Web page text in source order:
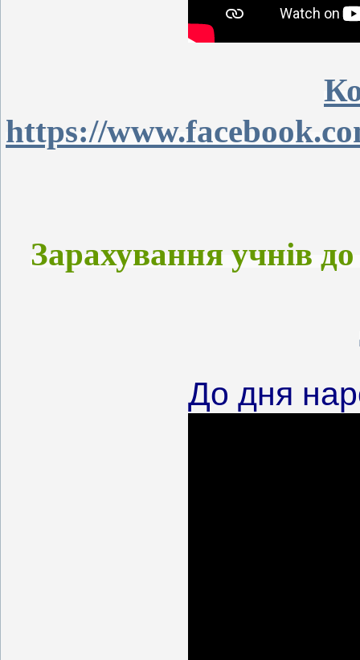
https://
Зарахування учнів
До дня